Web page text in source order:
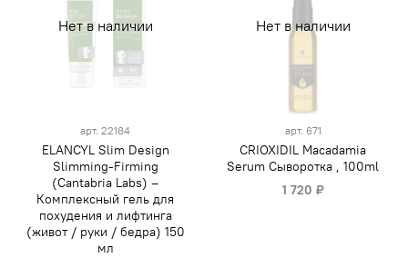
Нет в наличии
арт. 22184
ELANCYL Slim Design
Slimming-Firming
(Cantabria Labs) –
Комплексный гель для
похудения и лифтинга
(живот / руки / бедра) 150
мл
Нет в наличии
арт. 671
CRIOXIDIL Macadamia
Serum Сыворотка , 100ml
1 720 ₽